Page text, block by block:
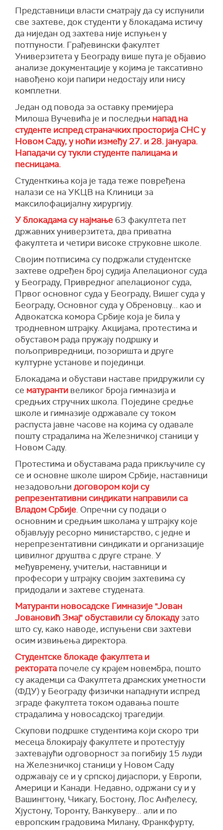
Представници власти сматрају да су испунили
све захтеве, док студенти у блокадама истичу
да ниједан од захтева није испуњен у
потпуности. Грађевински факултет
Универзитета у Београду више пута је објавио
анализе документације у којима је таксативно
навођено који папири недостају или нису
комплетни.
Један од повода за оставку премијера
Милоша Вучевића је и последњи напад на
студенте испред страначких просторија СНС у
Новом Саду, у ноћи између 27. и 28. јануара.
Нападачи су тукли студенте палицама и
песницама.
Студенткиња која је тада теже повређена
налази се на УКЦВ на Клиници за
максилофацијалну хирургију.
У блокадама су најмање63 факултета пет
државних универзитета, два приватна
факултета и четири високе струковне школе.
Својим потписима су подржали студентске
захтеве одређен број судија Апелационог суда
у Београду, Привредног апелационог суда,
Првог основног суда у Београду, Вишег суда у
Београду, Основног суда у Обреновцу... као и
Адвокатска комора Србије која је била у
тродневном штрајку. Акцијама, протестима и
обуставом рада пружају подршку и
пољопривредници, позоришта и друге
културне установе и појединци.
Блокадама и обустави наставе придружили су
се матуранти великог броја гимназија и
средњих стручних школа. Поједине средње
школе и гимназије одржавале су током
распуста јавне часове на којима су одавале
пошту страдалима на Железничкој станици у
Новом Саду.
Протестима и обуставама рада прикључиле су
се и основне школе широм Србије, наставници
незадовољни договором који су
репрезентативни синдикати направили са
Владом Србије. Опречни су подаци о
основним и средњим школама у штрајку које
објављују ресорно министарство, с једне и
нерепрезентативни синдикати и организације
цивилног друштва с друге стране. У
међувремену, учитељи, наставници и
професори у штрајку својим захтевима су
придодали и захтеве студената.
Матуранти новосадске Гимназије "Јован
Јовановић Змај" обуставили су блокадузато
што су, како наводе, испуњени сви захтеви
осим извињења директора.
Студентске блокаде факултета и
ректората почеле су крајем новембра, пошто
су академци са Факултета драмских уметности
(ФДУ) у Београду физички нападнути испред
зграде факултета током одавања поште
страдалима у новосадској трагедији.
Скупови подршке студентима који скоро три
месеца блокирају факултете и протестују
захтевајући одговорност за погибију 15 људи
на Железничкој станици у Новом Саду
одржавају се и у српској дијаспори, у Европи,
Америци и Канади. Недавно, одржани су и у
Вашингтону, Чикагу, Бостону, Лос Анђелесу,
Хјустону, Торонту, Ванкуверу... али и по
европским градовима Милану, Франкфурту,